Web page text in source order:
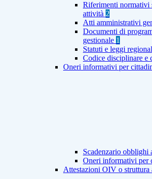
Riferimenti normativi
attività 2
Atti amministrativi
Documenti di
gestionale 1
Statuti e leggi
Codice disciplinare e
Oneri informativi per
Scadenzario obblighi
Oneri informativi per
Attestazioni OIV o struttura